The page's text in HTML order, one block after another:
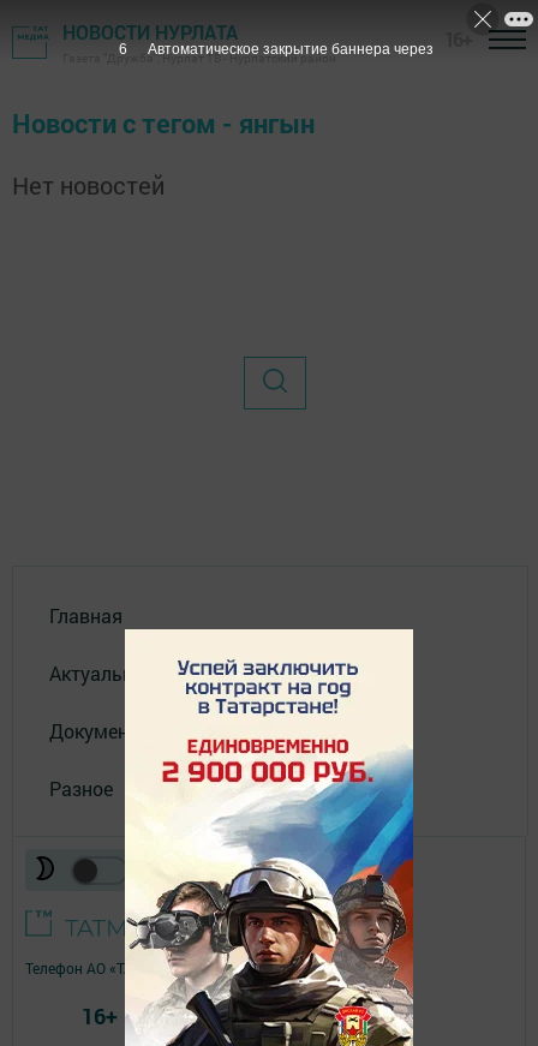
НОВОСТИ НУРЛАТА
Газета "Дружба", Нурлат ТВ - Нурлатский район
Новости с тегом - янгын
Нет новостей
Главная
Актуальное видео
Документы
Разное
Телефон АО «ТАТМЕДИА»:(843) 222 09 84
16+
6 Автоматическое закрытие баннера через